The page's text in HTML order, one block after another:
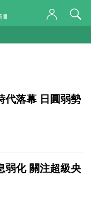
代落幕 日圓弱勢
弱化 關注超級央